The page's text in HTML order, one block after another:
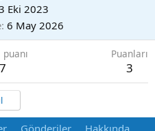
Eki 2023
6 May 2026
7
Puanları
3
Gönderiler Hakkında